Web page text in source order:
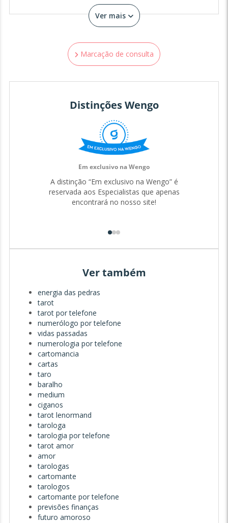
Ver mais
Marcação de consulta
Distinções Wengo
Em exclusivo na Wengo
A distinção “Em exclusivo na Wengo” é
reservada aos Especialistas que apenas
encontrará no nosso site!
Ver também
energia das pedras
tarot
tarot por telefone
numerólogo por telefone
vidas passadas
numerologia por telefone
cartomancia
cartas
taro
baralho
medium
ciganos
tarot lenormand
tarologa
tarologia por telefone
tarot amor
amor
tarologas
cartomante
tarologos
cartomante por telefone
previsões finanças
futuro amoroso